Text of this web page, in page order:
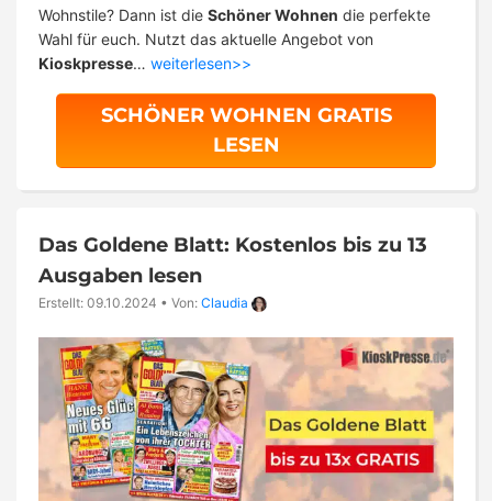
Wohnstile? Dann ist die Schöner Wohnen die perfekte
Wahl für euch. Nutzt das aktuelle Angebot von
Kioskpresse… weiterlesen>>
SCHÖNER WOHNEN GRATIS
LESEN
Das Goldene Blatt: Kostenlos bis zu 13
Ausgaben lesen
Erstellt: 09.10.2024 • Von: Claudia